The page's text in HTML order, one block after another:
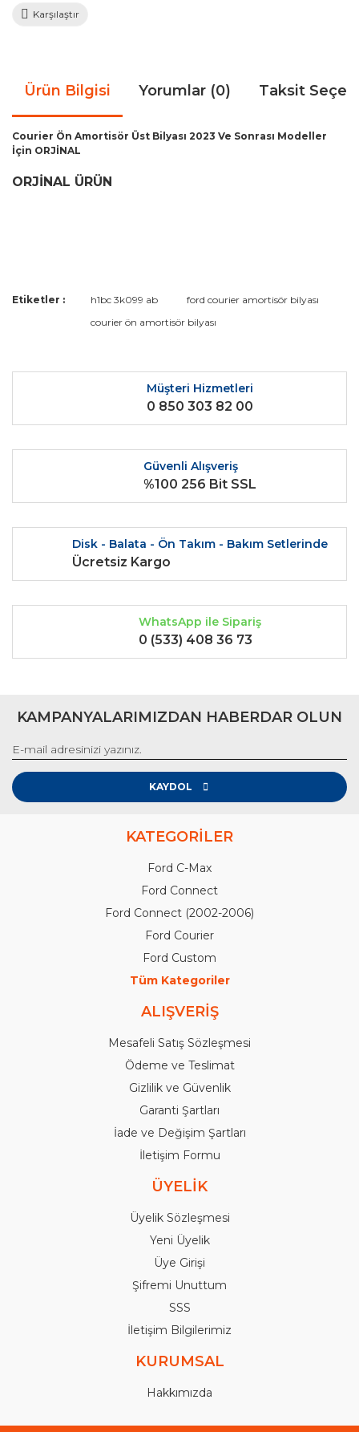
Karşılaştır
Ürün Bilgisi Yorumlar (0) Taksit
Courier Ön Amortisör Üst Bilyası 2023 Ve Sonrası Modeller
İçin ORJİNAL
ORJİNAL ÜRÜN
Bu ürüne ilk yorumu siz yapın!
Yorum Yaz
Bu ürünün fiyat bilgisi, resim, ürün açıklamalarında ve diğer
kullanarak tarafımıza iletebilirsiniz.
Ürün resmi kalitesiz, bozuk veya görüntülenemiyor.
Ürün açıklamasında eksik bilgiler bulunuyor.
Ürün bilgilerinde hatalar bulunuyor.
Ürün fiyatı diğer sitelerden daha pahalı.
Bu ürüne benzer farklı alternatifler olmalı.
Gönder
Etiketler : h1bc 3k099 ab
ford courier amortisör bilyası
courier ön amortisör bilyası
Müşteri Hizmetleri
0 850 303 82 00
Güvenli Alışveriş
%100 256 Bit SSL
Disk - Balata - Ön Takım - Bakım Setlerinde
Ücretsiz Kargo
WhatsApp ile Sipariş
0 (533) 408 36 73
KAMPANYALARIMIZDAN HABERDAR OLUN
KAYDOL
KATEGORİLER
Ford C-Max
Ford Connect
Ford Connect (2002-2006)
Ford Courier
Ford Custom
Tüm Kategoriler
ALIŞVERİŞ
Mesafeli Satış Sözleşmesi
Ödeme ve Teslimat
Gizlilik ve Güvenlik
Garanti Şartları
İade ve Değişim Şartları
İletişim Formu
ÜYELİK
Üyelik Sözleşmesi
Yeni Üyelik
Üye Girişi
Şifremi Unuttum
SSS
İletişim Bilgilerimiz
KURUMSAL
Hakkımızda